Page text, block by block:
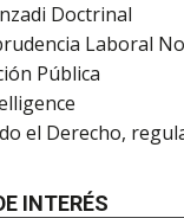
Doctrinal
Laboral
Pública
el Derecho,
INTERÉS